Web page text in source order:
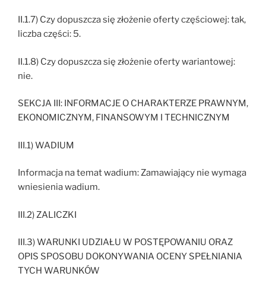
II.1.7) Czy dopuszcza się złożenie oferty częściowej: tak,
liczba części: 5.
II.1.8) Czy dopuszcza się złożenie oferty wariantowej:
nie.
SEKCJA III: INFORMACJE O CHARAKTERZE PRAWNYM,
EKONOMICZNYM, FINANSOWYM I TECHNICZNYM
III.1) WADIUM
Informacja na temat wadium: Zamawiający nie wymaga
wniesienia wadium.
III.2) ZALICZKI
III.3) WARUNKI UDZIAŁU W POSTĘPOWANIU ORAZ
OPIS SPOSOBU DOKONYWANIA OCENY SPEŁNIANIA
TYCH WARUNKÓW